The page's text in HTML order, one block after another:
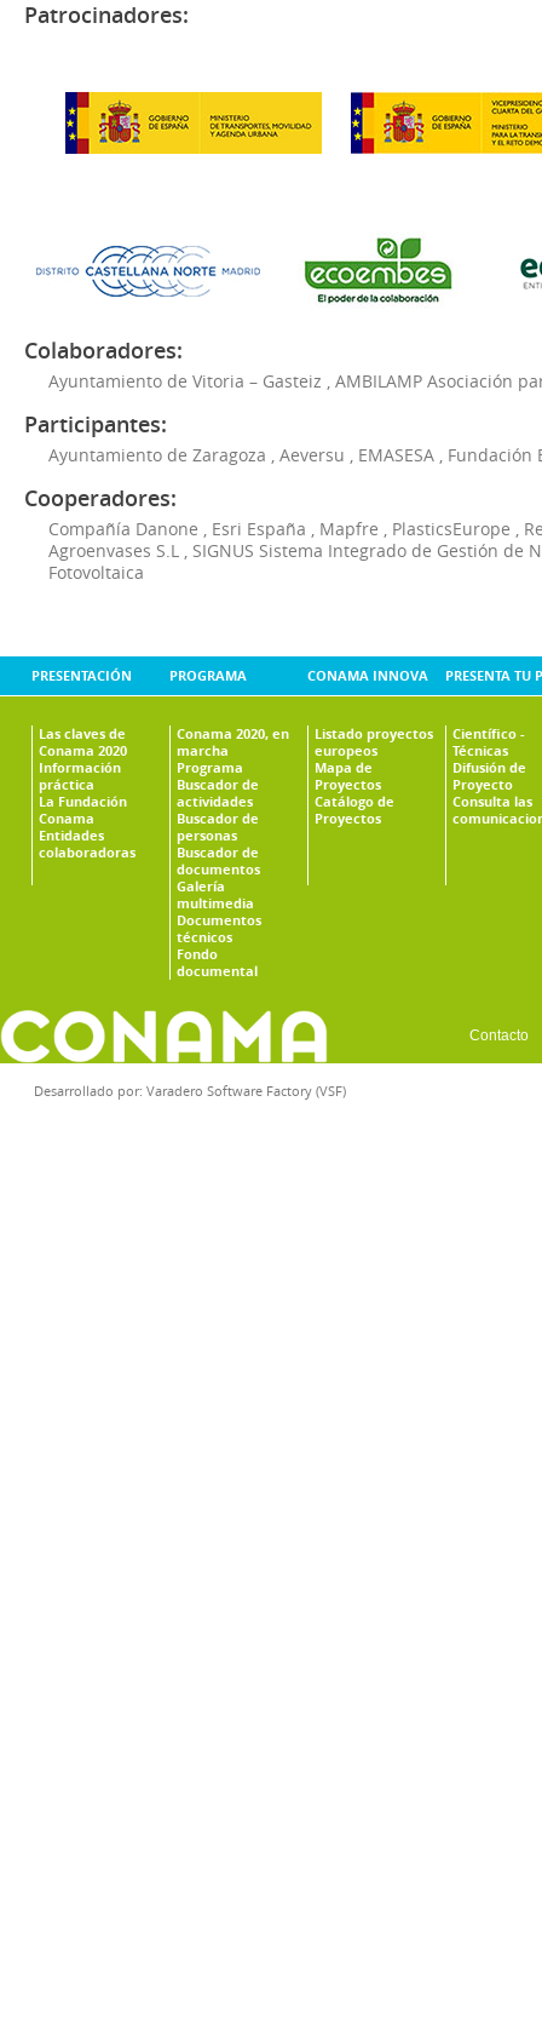
Patrocinadores:
Colaboradores:
Ayuntamiento de Vitoria – Gasteiz AMBILAMP Asociación
Participantes:
Ayuntamiento de Zaragoza Aeversu EMASESA Fundación
Cooperadores:
Compañía Danone Esri España Mapfre PlasticsEurope
Agroenvases S.L
SIGNUS Sistema Integrado de Gestión de
Fotovoltaica
PRESENTACIÓN
Las claves de
Conama 2020
Información
práctica
La Fundación
Conama
Entidades
colaboradoras
PROGRAMA
Conama 2020, en
marcha
Programa
Buscador de
actividades
Buscador de
personas
Buscador de
documentos
Galería
multimedia
Documentos
técnicos
Fondo
documental
CONAMA INNOVA
Listado proyectos
europeos
Mapa de
Proyectos
Catálogo de
Proyectos
PRESENTA TU
Científico -
Técnicas
Difusión de
Proyecto
Consulta las
Contacto
Desarrollado por: Varadero Software Factory (VSF)